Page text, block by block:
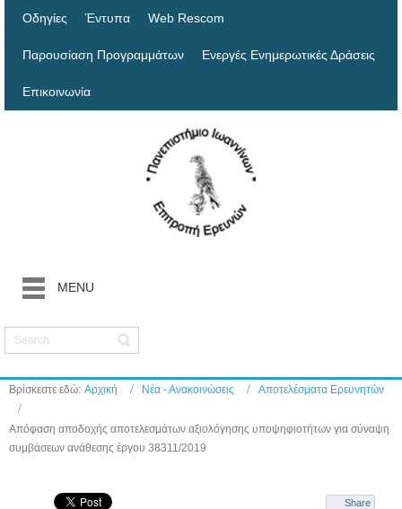
Οδηγίες Έντυπα Web Rescom
Παρουσίαση Προγραμμάτων Ενεργές Ενημερωτικές Δράσεις
Επικοινωνία
MENU
Βρίσκεστε εδώ: Αρχική Νέα - Ανακοινώσεις Αποτελέσματα Ερευνητών
Απόφαση αποδοχής αποτελεσμάτων αξιολόγησης υποψηφιοτήτων για σύναψη
συμβάσεων ανάθεσης έργου 38311/2019
Share